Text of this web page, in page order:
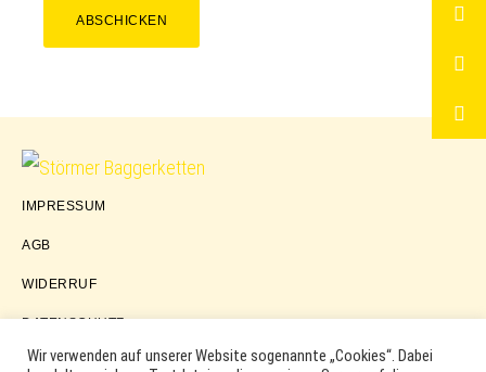
ABSCHICKEN
Störmer
IMPRESSUM
AGB
WIDERRUF
DATENSCHUTZ
Wir verwenden auf unserer Website sogenannte „Cookies“. Dabei